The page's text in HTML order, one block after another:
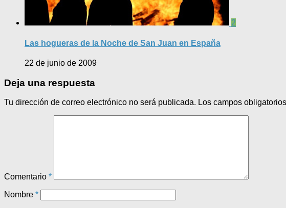
2
Las hogueras de la Noche de San Juan en España
22 de junio de 2009
Deja una respuesta
Tu dirección de correo electrónico no será publicada. Los campos
Comentario *
Nombre *